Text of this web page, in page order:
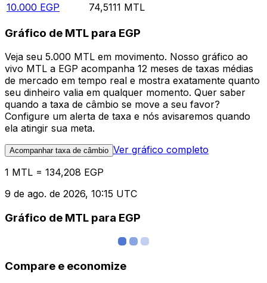
10.000 EGP 74,5111 MTL
Gráfico de MTL para EGP
Veja seu 5.000 MTL em movimento. Nosso gráfico ao
vivo MTL a EGP acompanha 12 meses de taxas médias
de mercado em tempo real e mostra exatamente quanto
seu dinheiro valia em qualquer momento. Quer saber
quando a taxa de câmbio se move a seu favor?
Configure um alerta de taxa e nós avisaremos quando
ela atingir sua meta.
Acompanhar taxa de câmbio Ver gráfico completo
1 MTL = 134,208 EGP
9 de ago. de 2026, 10:15 UTC
Gráfico de MTL para EGP
Compare e economize